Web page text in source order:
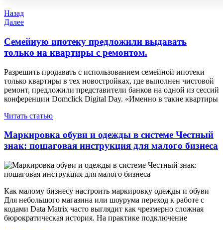
Навигация
по
записям
Предыдущая
запись
Назад
Следующая
Далее
Семейную ипотеку предложили выдавать
только на квартиры с ремонтом.
Разрешить продавать с использованием семейной ипотеки
только квартиры в тех новостройках, где выполнен чистовой
ремонт, предложили представители банков на одной из сессий
конференции Domclick Digital Day. «Именно в такие квартиры
Читать статью
Маркировка обуви и одежды в системе Честный
знак: пошаговая инструкция для малого бизнеса
Как малому бизнесу настроить маркировку одежды и обуви
Для небольшого магазина или шоурума переход к работе с
кодами Data Matrix часто выглядит как чрезмерно сложная
бюрократическая история. На практике подключение